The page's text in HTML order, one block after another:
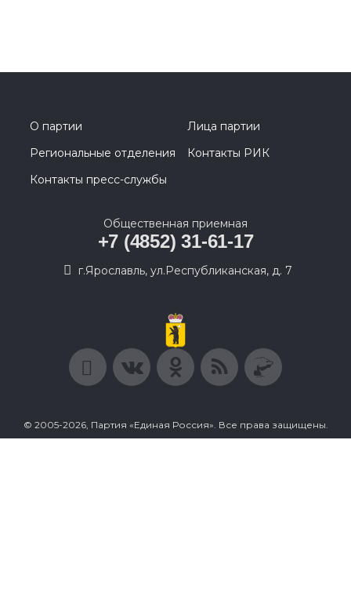
О партии
Лица партии
Региональные отделения
Контакты РИК
Контакты пресс-службы
Общественная приемная
+7 (4852) 31-61-17
г.Ярославль, ул.Республиканская, д. 7
© 2005-2026, Партия «Единая Россия». Все права защищены.